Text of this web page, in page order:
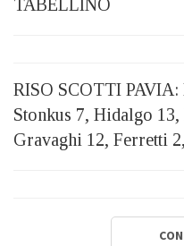
TABELLINO
RISO SCOTTI
Stonkus 7, Hidalgo
Gravaghi 12, Ferretti